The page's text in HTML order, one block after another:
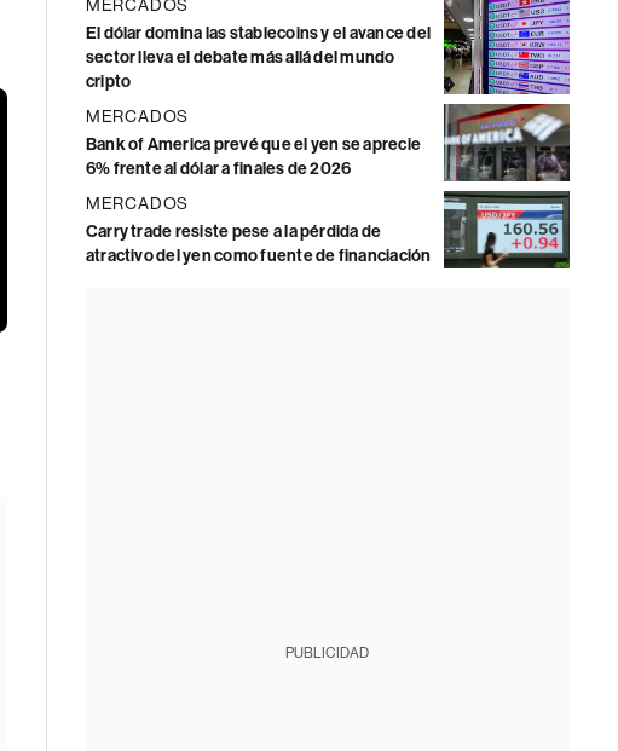
MERCADOS
El dólar domina las stablecoins y el avance del
sector lleva el debate más allá del mundo
cripto
MERCADOS
Bank of America prevé que el yen se aprecie
6% frente al dólar a finales de 2026
MERCADOS
Carry trade resiste pese a la pérdida de
atractivo del yen como fuente de financiación
PUBLICIDAD